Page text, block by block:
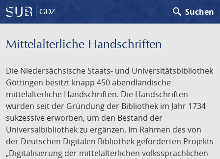
GDZ search Suchen
Mittelalterliche Handschriften
Die Niedersächsische Staats- und Universitätsbibliothek
Göttingen besitzt knapp 450 abendländische
mittelalterliche Handschriften. Die Handschriften
wurden seit der Gründung der Bibliothek im Jahr 1734
sukzessive erworben, um den Bestand der
Universalbibliothek zu ergänzen. Im Rahmen des von
der Deutschen Digitalen Bibliothek geförderten Projekts
„Digitalisierung der mittelalterlichen volkssprachlichen